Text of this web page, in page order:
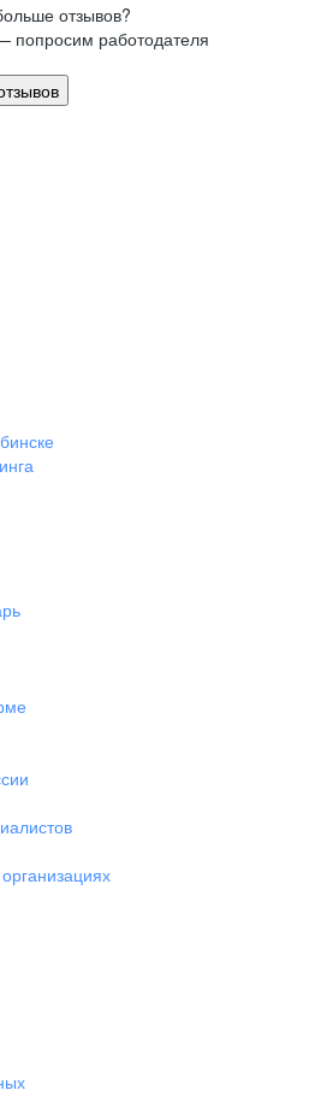
отзывов?
попросим работодателя